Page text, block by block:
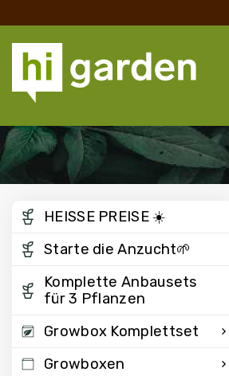
HEISSE PREISE ☀️
Starte die Anzucht🌱
Komplette Anbausets
für 3 Pflanzen
Growbox Komplettset
Growboxen